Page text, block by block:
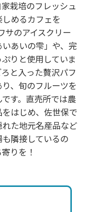
栽培のフレッシュ
めるカフェを
サのアイスクリー
あいの雫」や、完
りと使用していま
と入った贅沢パフ
、旬のフルーツを
す。直売所では農
はじめ、佐世保で
た地元名産品など
隣接しているの
りを！